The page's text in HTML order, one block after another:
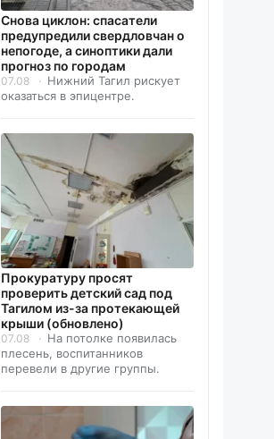
Снова циклон: спасатели
предупредили свердловчан о
непогоде, а синоптики дали
прогноз по городам
07.08
Нижний Тагил рискует
оказаться в эпицентре.
Прокуратуру просят
проверить детский сад под
Тагилом из-за протекающей
крыши (обновлено)
07.08
На потолке появилась
плесень, воспитанников
перевели в другие группы.